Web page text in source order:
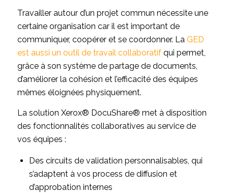
Travailler autour d’un projet commun nécessite une
certaine organisation car il est important de
communiquer, coopérer et se coordonner. La GED
est aussi un outil de travail collaboratifqui permet,
grâce à son système de partage de documents,
d’améliorer la cohésion et l’efficacité des équipes
mêmes éloignées physiquement.
La solution Xerox® DocuShare® met à disposition
des fonctionnalités collaboratives au service de
vos équipes :
Des circuits de validation personnalisables, qui
s’adaptent à vos process de diffusion et
d’approbation internes